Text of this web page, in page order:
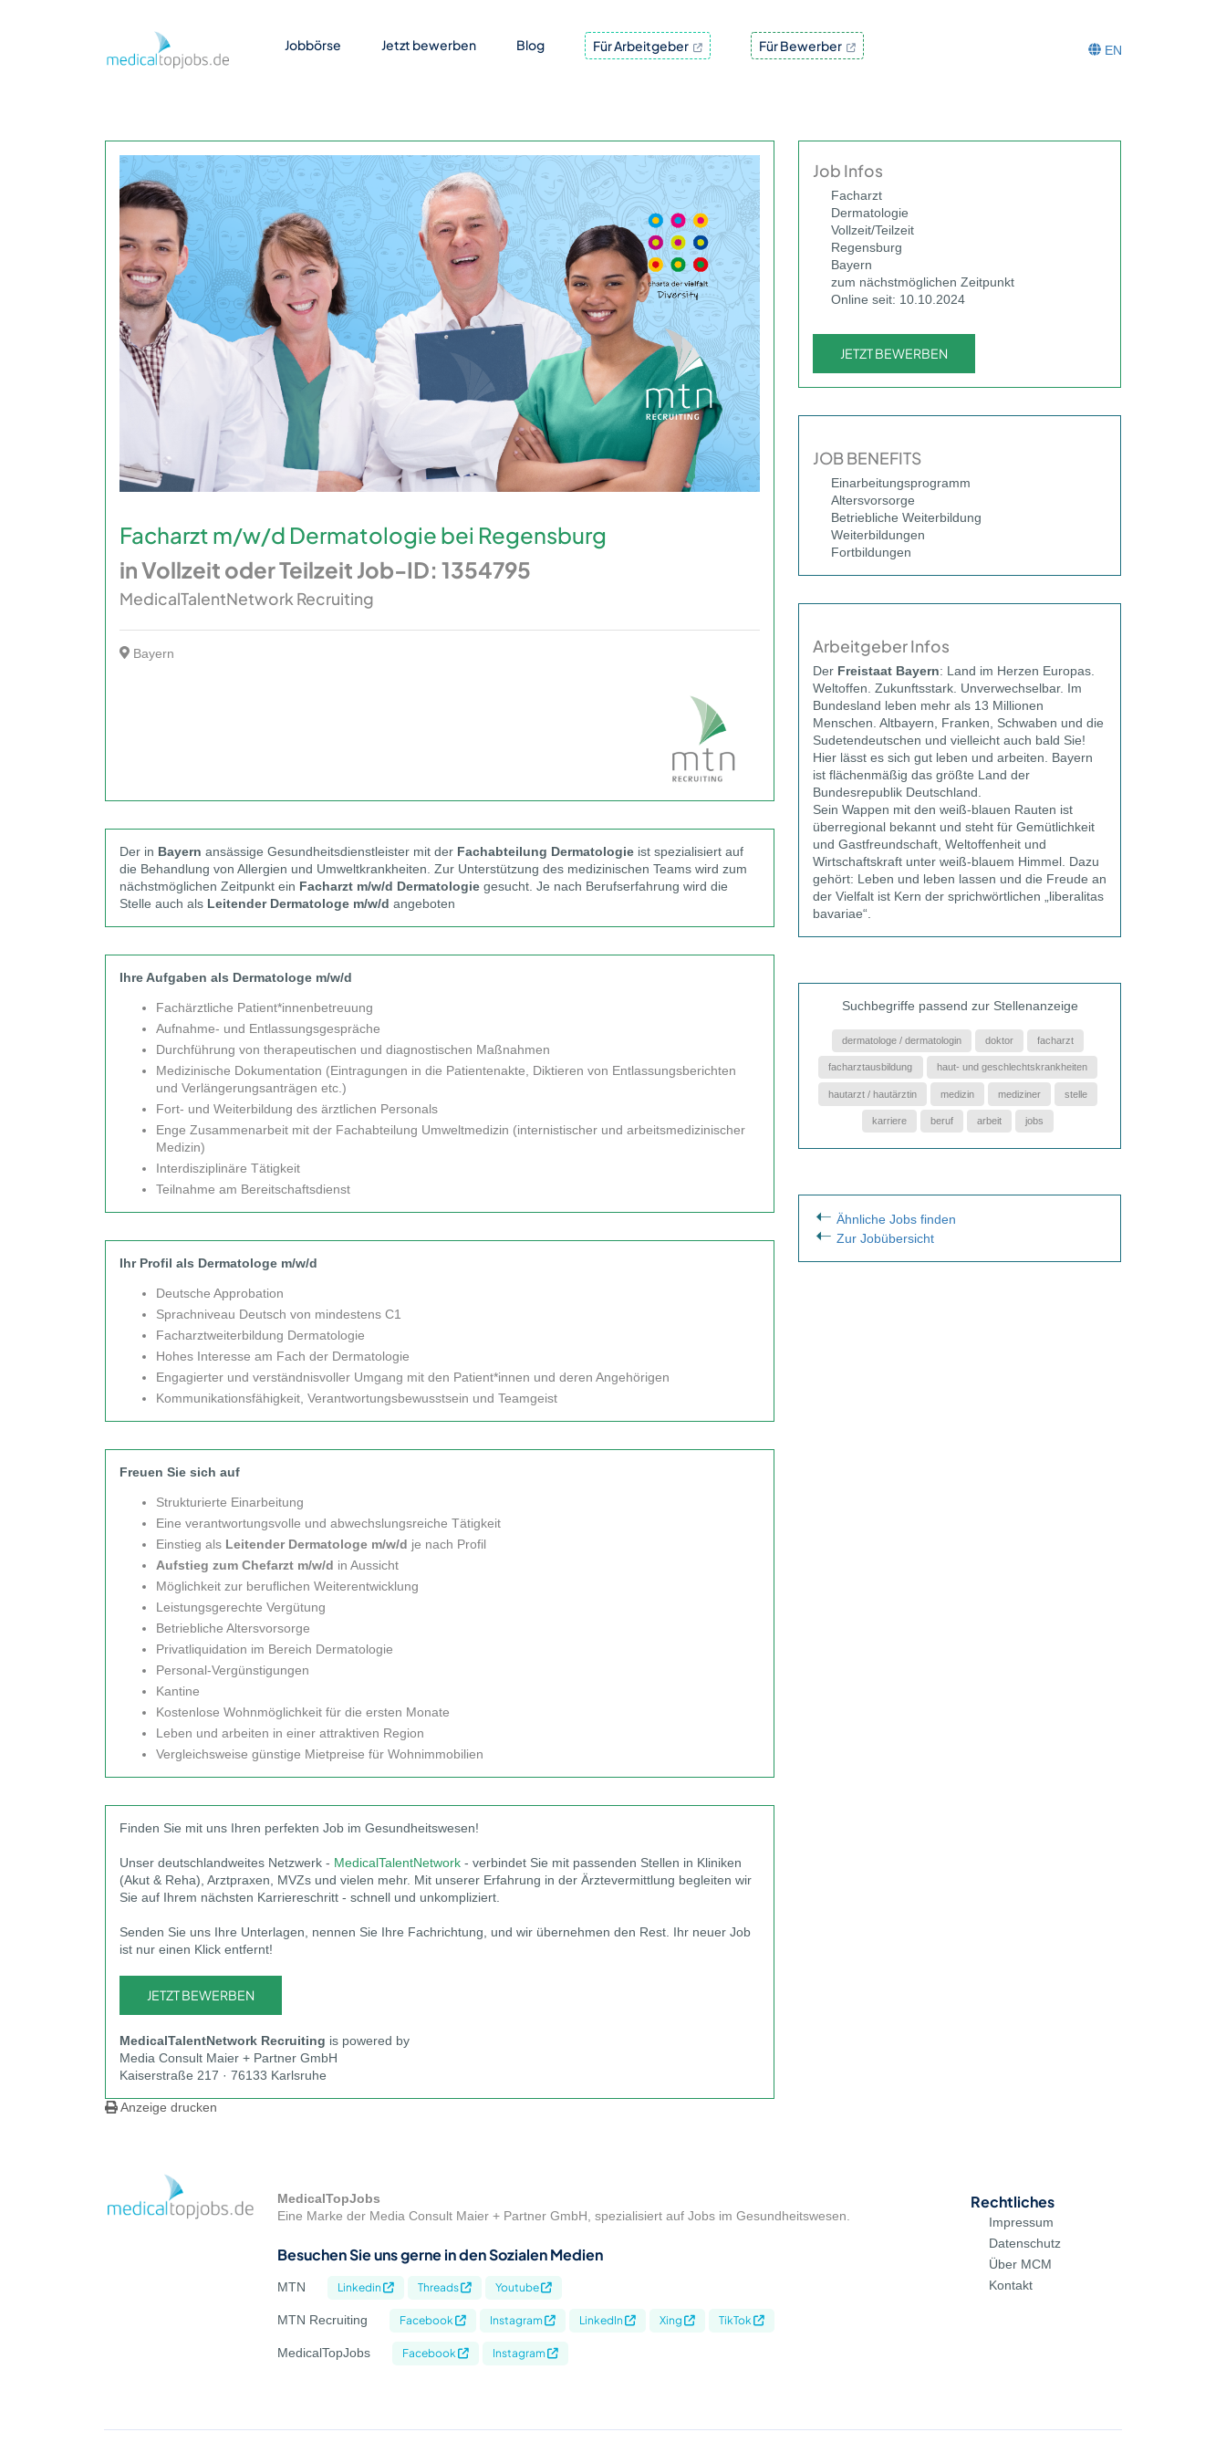
Jobbörse Jetzt bewerben Blog Für Arbeitgeber Für Bewerber EN
Facharzt m/w/d Dermatologie bei Regensburg
in Vollzeit oder Teilzeit Job-ID: 1354795
MedicalTalentNetwork Recruiting
Bayern
Der in Bayern ansässige Gesundheitsdienstleister mit der Fachabteilung Dermatologie ist spezialisiert auf
die Behandlung von Allergien und Umweltkrankheiten. Zur Unterstützung des medizinischen Teams wird zum
nächstmöglichen Zeitpunkt ein Facharzt m/w/d Dermatologie gesucht. Je nach Berufserfahrung wird die
Stelle auch als Leitender Dermatologe m/w/d angeboten
Ihre Aufgaben als Dermatologe m/w/d
Fachärztliche Patient*innenbetreuung
Aufnahme- und Entlassungsgespräche
Durchführung von therapeutischen und diagnostischen Maßnahmen
Medizinische Dokumentation (Eintragungen in die Patientenakte, Diktieren von Entlassungsberichten
und Verlängerungsanträgen etc.)
Fort- und Weiterbildung des ärztlichen Personals
Enge Zusammenarbeit mit der Fachabteilung Umweltmedizin (internistischer und arbeitsmedizinischer
Medizin)
Interdisziplinäre Tätigkeit
Teilnahme am Bereitschaftsdienst
Ihr Profil als Dermatologe m/w/d
Deutsche Approbation
Sprachniveau Deutsch von mindestens C1
Facharztweiterbildung Dermatologie
Hohes Interesse am Fach der Dermatologie
Engagierter und verständnisvoller Umgang mit den Patient*innen und deren Angehörigen
Kommunikationsfähigkeit, Verantwortungsbewusstsein und Teamgeist
Freuen Sie sich auf
Strukturierte Einarbeitung
Eine verantwortungsvolle und abwechslungsreiche Tätigkeit
Einstieg als Leitender Dermatologe m/w/d je nach Profil
Aufstieg zum Chefarzt m/w/d in Aussicht
Möglichkeit zur beruflichen Weiterentwicklung
Leistungsgerechte Vergütung
Betriebliche Altersvorsorge
Privatliquidation im Bereich Dermatologie
Personal-Vergünstigungen
Kantine
Kostenlose Wohnmöglichkeit für die ersten Monate
Leben und arbeiten in einer attraktiven Region
Vergleichsweise günstige Mietpreise für Wohnimmobilien
Finden Sie mit uns Ihren perfekten Job im Gesundheitswesen!
Unser deutschlandweites Netzwerk - MedicalTalentNetwork - verbindet Sie mit passenden Stellen in Kliniken
(Akut & Reha), Arztpraxen, MVZs und vielen mehr. Mit unserer Erfahrung in der Ärztevermittlung begleiten wir
Sie auf Ihrem nächsten Karriereschritt - schnell und unkompliziert.
Senden Sie uns Ihre Unterlagen, nennen Sie Ihre Fachrichtung, und wir übernehmen den Rest. Ihr neuer Job
ist nur einen Klick entfernt!
JETZT BEWERBEN
MedicalTalentNetwork Recruiting is powered by
Media Consult Maier + Partner GmbH
Kaiserstraße 217 · 76133 Karlsruhe
Anzeige drucken
Job Infos
Facharzt
Dermatologie
Vollzeit/Teilzeit
Regensburg
Bayern
zum nächstmöglichen Zeitpunkt
Online seit: 10.10.2024
JETZT BEWERBEN
JOB BENEFITS
Einarbeitungsprogramm
Altersvorsorge
Betriebliche Weiterbildung
Weiterbildungen
Fortbildungen
Arbeitgeber Infos
Der Freistaat Bayern: Land im Herzen Europas.
Weltoffen. Zukunftsstark. Unverwechselbar. Im
Bundesland leben mehr als 13 Millionen
Menschen. Altbayern, Franken, Schwaben und die
Sudetendeutschen und vielleicht auch bald Sie!
Hier lässt es sich gut leben und arbeiten. Bayern
ist flächenmäßig das größte Land der
Bundesrepublik Deutschland.
Sein Wappen mit den weiß-blauen Rauten ist
überregional bekannt und steht für Gemütlichkeit
und Gastfreundschaft, Weltoffenheit und
Wirtschaftskraft unter weiß-blauem Himmel. Dazu
gehört: Leben und leben lassen und die Freude an
der Vielfalt ist Kern der sprichwörtlichen „liberalitas
bavariae“.
Suchbegriffe passend zur Stellenanzeige
dermatologe / dermatologin doktor facharzt
facharztausbildung haut- und geschlechtskrankheiten
hautarzt / hautärztin medizin mediziner stelle
karriere beruf arbeit jobs
Ähnliche Jobs finden
Zur Jobübersicht
MedicalTopJobs
Eine Marke der Media Consult Maier + Partner GmbH, spezialisiert auf Jobs im Gesundheitswesen.
Besuchen Sie uns gerne in den Sozialen Medien
MTN Linkedin Threads Youtube
MTN Recruiting Facebook Instagram LinkedIn Xing TikTok
MedicalTopJobs Facebook Instagram
Rechtliches
Impressum
Datenschutz
Über MCM
Kontakt